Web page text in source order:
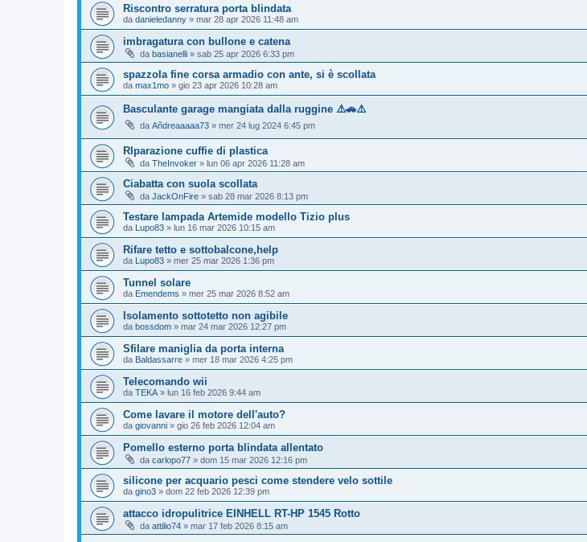
Riscontro serratura porta blindata
da danieledanny » mar 28 apr 2026 11:48 am
imbragatura con bullone e catena
da basianelli » sab 25 apr 2026 6:33 pm
spazzola fine corsa armadio con ante, si è scollata
da max1mo » gio 23 apr 2026 10:28 am
Basculante garage mangiata dalla ruggine ⚠️🚗⚠️
da Añdreaaaaa73 » mer 24 lug 2024 6:45 pm
RIparazione cuffie di plastica
da TheInvoker » lun 06 apr 2026 11:28 am
Ciabatta con suola scollata
da JackOnFire » sab 28 mar 2026 8:13 pm
Testare lampada Artemide modello Tizio plus
da Lupo83 » lun 16 mar 2026 10:15 am
Rifare tetto e sottobalcone,help
da Lupo83 » mer 25 mar 2026 1:36 pm
Tunnel solare
da Emendems » mer 25 mar 2026 8:52 am
Isolamento sottotetto non agibile
da bossdom » mar 24 mar 2026 12:27 pm
Sfilare maniglia da porta interna
da Baldassarre » mer 18 mar 2026 4:25 pm
Telecomando wii
da TEKA » lun 16 feb 2026 9:44 am
Come lavare il motore dell'auto?
da giovanni » gio 26 feb 2026 12:04 am
Pomello esterno porta blindata allentato
da carlopo77 » dom 15 mar 2026 12:16 pm
silicone per acquario pesci come stendere velo sottile
da gino3 » dom 22 feb 2026 12:39 pm
attacco idropulitrice EINHELL RT-HP 1545 Rotto
da attilio74 » mar 17 feb 2026 8:15 am